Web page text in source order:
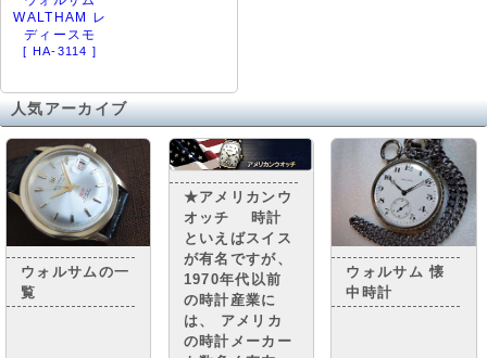
WALTHAM レ
ディースモ
[ HA-3114 ]
人気アーカイブ
ウォルサムの一
覧
★アメリカンウ
オッチ 時計
といえばスイス
が有名ですが、
1970年代以前
の時計産業に
は、 アメリカ
の時計メーカー
ウォルサム 懐
中時計